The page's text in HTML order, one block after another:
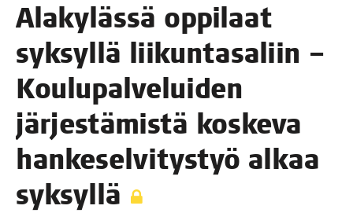
Ala­ky­läs­sä oppi­laat
syk­syl­lä lii­kun­ta­sa­liin –
Kou­lu­pal­ve­lui­den
jär­jes­tä­mis­tä kos­ke­va
han­ke­sel­vi­tys­työ alkaa
syksyllä